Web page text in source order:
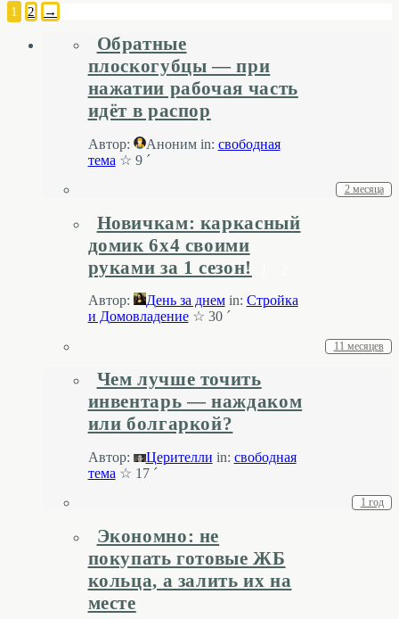
1 2 →
Обратные
плоскогубцы — при
нажатии рабочая часть
идёт в распор
Автор: Аноним in: свободная
тема ☆ 9 ´
2 месяца
Новичкам: каркасный
домик 6х4 своими
руками за 1 сезон!
Автор: День за днем in: Стройка
и Домовладение☆ 30 ´
11 месяцев
Чем лучше точить
инвентарь — наждаком
или болгаркой?
Автор: Церителли in: свободная
тема ☆ 17 ´
1 год
Экономно: не
покупать готовые ЖБ
кольца, а залить их на
месте